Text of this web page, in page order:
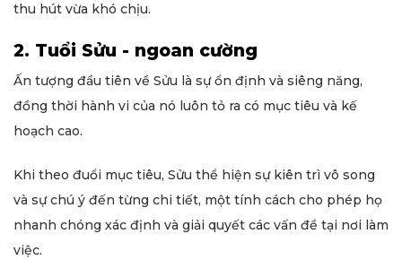
thu hút vừa khó chịu.
2. Tuổi Sửu - ngoan cường
Ấn tượng đầu tiên về Sửu là sự ổn định và siêng năng,
đồng thời hành vi của nó luôn tỏ ra có mục tiêu và kế
hoạch cao.
Khi theo đuổi mục tiêu, Sửu thể hiện sự kiên trì vô song
và sự chú ý đến từng chi tiết, một tính cách cho phép họ
nhanh chóng xác định và giải quyết các vấn đề tại nơi làm
việc.